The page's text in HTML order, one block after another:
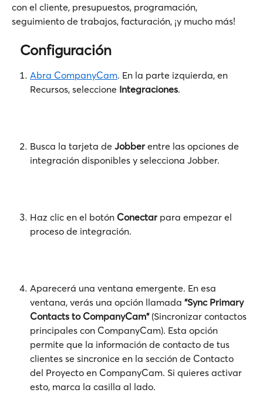
con el cliente, presupuestos, programación,
seguimiento de trabajos, facturación, ¡y mucho más!
  Configuración
Abra CompanyCam. En la parte izquierda, en
Recursos, seleccione Integraciones.
Busca la tarjeta de Jobber entre las opciones de
integración disponibles y selecciona Jobber.
Haz clic en el botón Conectar para empezar el
proceso de integración.
Aparecerá una ventana emergente. En esa
ventana, verás una opción llamada "Sync Primary
Contacts to CompanyCam" (Sincronizar contactos
principales con CompanyCam). Esta opción
permite que la información de contacto de tus
clientes se sincronice en la sección de Contacto
del Proyecto en CompanyCam. Si quieres activar
esto, marca la casilla al lado.